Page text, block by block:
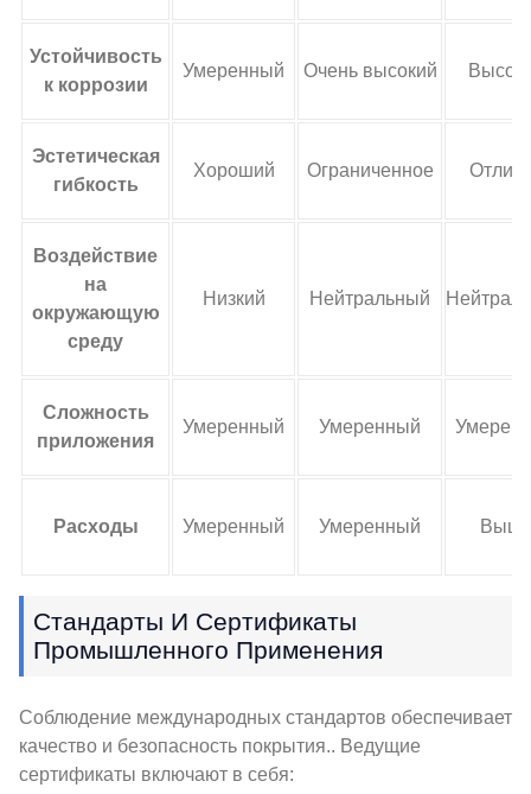
Устойчивость
к коррозии
Умеренный Очень высокий
Эстетическая
гибкость
Хороший Ограниченное
Воздействие
на
окружающую
среду
Низкий Нейтральный
Сложность
приложения
Умеренный Умеренный
Расходы Умеренный Умеренный
Стандарты И Сертификаты
Промышленного Применения
Соблюдение международных стандартов обеспечивает
качество и безопасность покрытия.. Ведущие
сертификаты включают в себя: